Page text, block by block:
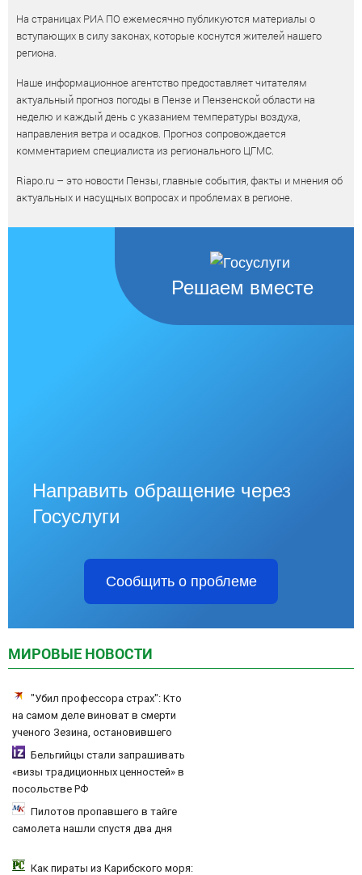
На страницах РИА ПО ежемесячно публикуются материалы о
вступающих в силу законах, которые коснутся жителей нашего
региона.
Наше информационное агентство предоставляет читателям
актуальный прогноз погоды в Пензе и Пензенской области на
неделю и каждый день с указанием температуры воздуха,
направления ветра и осадков. Прогноз сопровождается
комментарием специалиста из регионального ЦГМС.
Riapo.ru – это новости Пензы, главные события, факты и мнения об
актуальных и насущных вопросах и проблемах в регионе.
Решаем вместе
Направить обращение через
Госуслуги
Сообщить о проблеме
МИРОВЫЕ НОВОСТИ
"Убил профессора страх": Кто
на самом деле виноват в смерти
ученого Зезина, остановившего
мальчишек на поле с горохом
Бельгийцы стали запрашивать
«визы традиционных ценностей» в
посольстве РФ
Пилотов пропавшего в тайге
самолета нашли спустя два дня
Как пираты из Карибского моря: